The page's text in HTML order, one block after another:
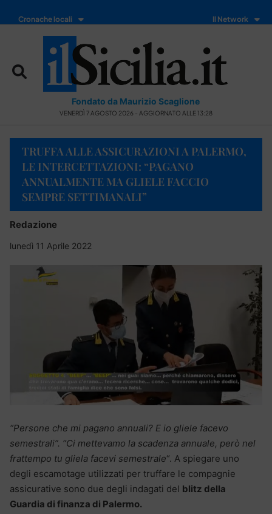
Cronache locali Il Network
Fondato da Maurizio Scaglione
VENERDÌ 7 AGOSTO 2026 - AGGIORNATO ALLE 13:28
TRUFFA ALLE ASSICURAZIONI A PALERMO,
LE INTERCETTAZIONI: “PAGANO
ANNUALMENTE MA GLIELE FACCIO
SEMPRE SETTIMANALI”
Redazione
lunedì 11 Aprile 2022
“Persone che mi pagano annuali? E io gliele facevo
semestrali”. “Ci mettevamo la scadenza annuale, però nel
frattempo tu gliela facevi semestrale“. A spiegare uno
degli escamotage utilizzati per truffare le compagnie
assicurative sono due degli indagati del blitz della
Guardia di finanza di Palermo.